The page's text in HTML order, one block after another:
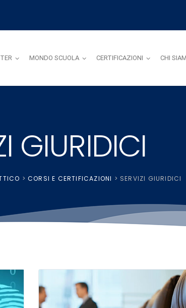
MONDO SCUOLA CERTIFICAZIONI CHI
GIURIDICI
> CORSI E CERTIFICAZIONI > SERVIZI GIURIDICI